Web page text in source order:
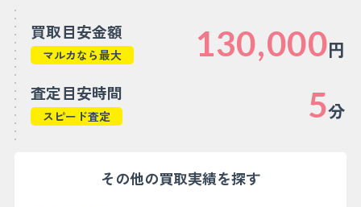
買取目安金額
マルカなら最大 130,000円
査定目安時間
スピード査定 5分
その他の買取実績を探す